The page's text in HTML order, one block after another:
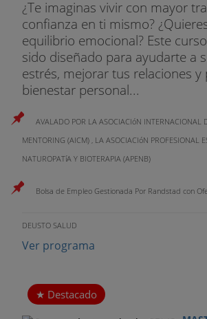
¿Te imaginas vivir con mayor
confianza en ti mismo?
equilibrio emocional? Este
sido diseñado para ayudarte a
estrés, mejorar tus relaciones
bienestar personal...
AVALADO POR LA ASOCIACIóN INTERNACIONAL
MENTORING (AICM) , LA ASOCIACIóN PROFESIONAL
NATUROPATíA Y BIOTERAPIA (APENB)
Bolsa de Empleo Gestionada Por Randstad con
DEUSTO SALUD
Ver programa
Destacado